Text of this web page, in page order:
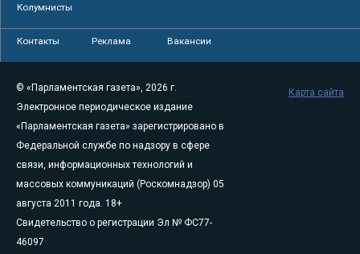
Колумнисты
Контакты Реклама Вакансии
© «Парламентская газета», 2026 г.
Электронное периодическое издание
«Парламентская газета» зарегистрировано в
Федеральной службе по надзору в сфере
связи, информационных технологий и
массовых коммуникаций (Роскомнадзор) 05
августа 2011 года. 18+
Свидетельство о регистрации Эл № ФС77-
46097
Карта сайта